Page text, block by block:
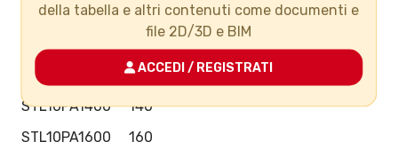
STL10PA0900
90
STL10PA1250
125
STL10PA1400
140
STL10PA1600
160
della tabella e altri contenuti come documenti e
file 2D/3D e BIM
ACCEDI / REGISTRATI